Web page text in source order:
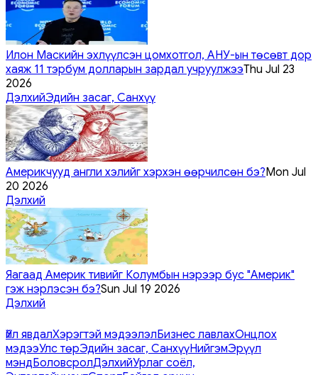
Илон Маскийн эхлүүлсэн цомхотгол, АНУ-ын төсөвт дор
хаяж 11 тэрбум долларын зардал учруулжээThu Jul 23
2026
ДэлхийЭдийн засаг, Санхүү
Америкчууд англи хэлийг хэрхэн өөрчилсөн бэ?Mon Jul
20 2026
Дэлхий
Яагаад Америк тивийг Колумбын нэрээр бус "Америк"
гэж нэрлэсэн бэ?Sun Jul 19 2026
Дэлхий
Үйл явдалХэрэгтэй мэдээлэлБизнес лавлахОнцлох
мэдээУлс төрЭдийн засаг, СанхүүНийгэмЭрүүл
мэндБоловсролДэлхийУрлаг соёл,